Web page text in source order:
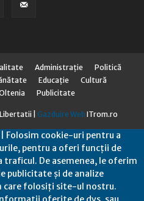
Administraţie
Politică
Educaţie
Cultură
Publicitate
| Gazduire Web ITrom.ro
Folosim cookie-uri pentru a
pentru a oferi funcții de
traficul. De asemenea, le oferim
publicitate și de analize
care folosiți site-ul nostru.